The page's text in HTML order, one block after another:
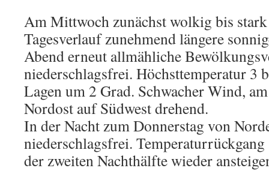
Am Mittwoch zunächst wolkig bis
Tagesverlauf zunehmend längere
Abend erneut allmähliche
niederschlagsfrei. Höchsttemperatur 3
Lagen um 2 Grad. Schwacher Wind,
Nordost auf Südwest drehend.
In der Nacht zum Donnerstag von
niederschlagsfrei.
der zweiten Nachthälfte wieder